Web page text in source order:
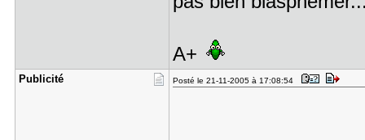
A+
Publicité Posté le 21-11-2005 à 17:08:54